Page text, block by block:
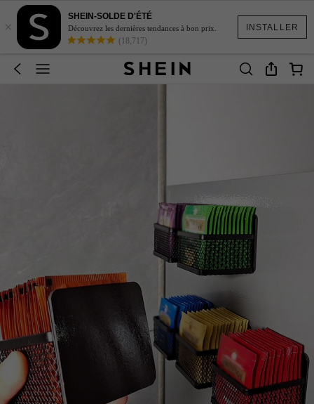
INSTALLER
×
SHEIN-SOLDE D'ÉTÉ
Découvrez les dernières tendances à bon prix.
(18,717)